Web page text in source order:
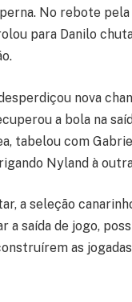
No rebote
para Danilo
nova
a bola na
tabelou com
Nyland à
a seleção
a saída de jogo,
as